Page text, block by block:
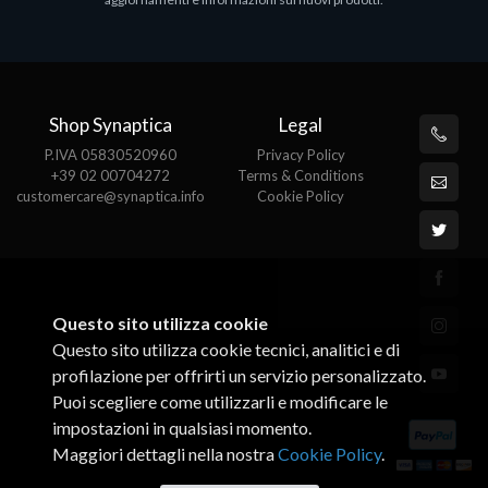
Shop Synaptica
P.IVA 05830520960
+39 02 00704272
customercare@synaptica.info
Legal
Privacy Policy
Terms & Conditions
Cookie Policy
Questo sito utilizza cookie
Questo sito utilizza cookie tecnici, analitici e di
profilazione per offrirti un servizio personalizzato.
Puoi scegliere come utilizzarli e modificare le
impostazioni in qualsiasi momento.
Maggiori dettagli nella nostraCookie Policy.